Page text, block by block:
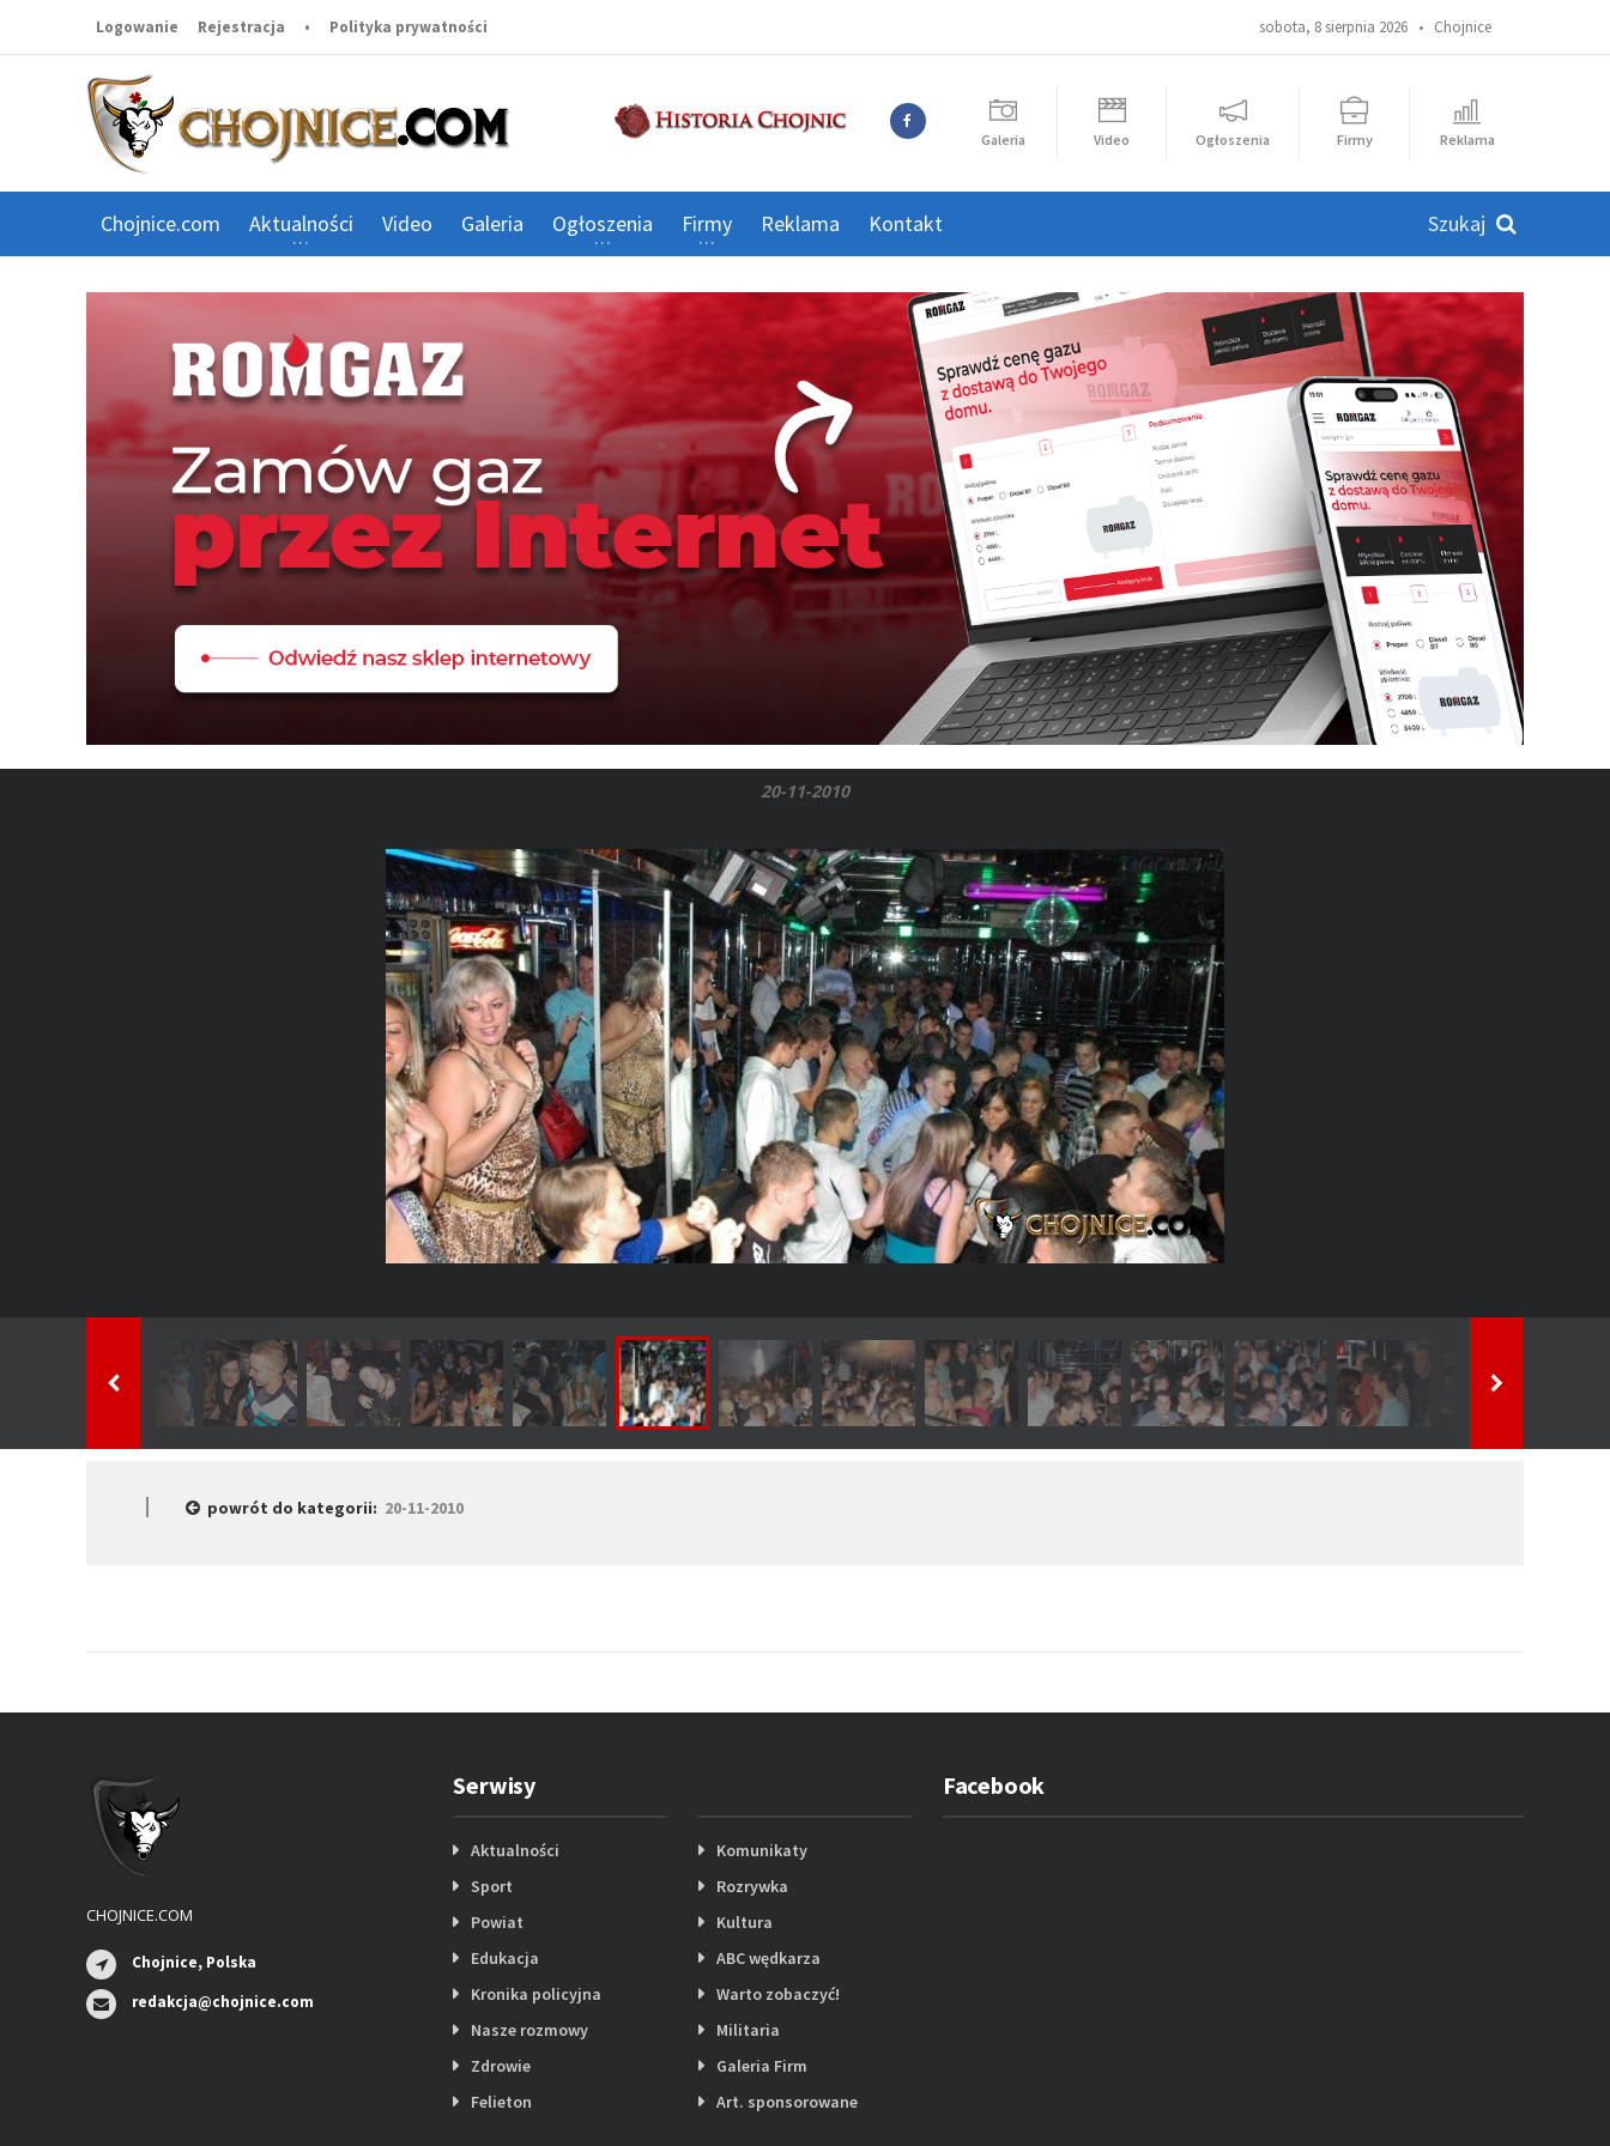
sobota, 8 sierpnia 2026 • Chojnice
Logowanie Rejestracja • Polityka prywatności
Galeria Video Ogłoszenia Firmy Reklama
Chojnice.com Aktualności Video Galeria Ogłoszenia Firmy Reklama Kontakt
20-11-2010
powrót do kategorii: 20-11-2010
CHOJNICE.COM
Chojnice, Polska
redakcja@chojnice.com
Serwisy
Aktualności
Sport
Powiat
Edukacja
Kronika policyjna
Nasze rozmowy
Zdrowie
Felieton
Komunikaty
Rozrywka
Kultura
ABC wędkarza
Warto zobaczyć!
Militaria
Galeria Firm
Art. sponsorowane
Facebook